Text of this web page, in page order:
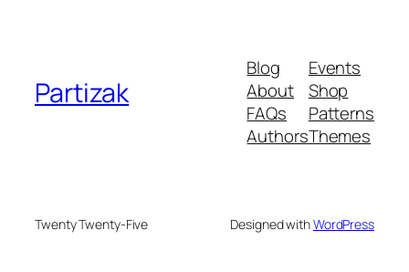
Partizak
Blog
About
FAQs
Authors
Events
Shop
Patterns
Themes
Twenty Twenty-Five Designed withWordPress